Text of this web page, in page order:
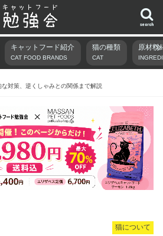
search
キャットフード紹介
CAT FOOD BRANDS
猫の種類
CAT
原材料
対策、逆くしゃみとの関係まで解説
猫について